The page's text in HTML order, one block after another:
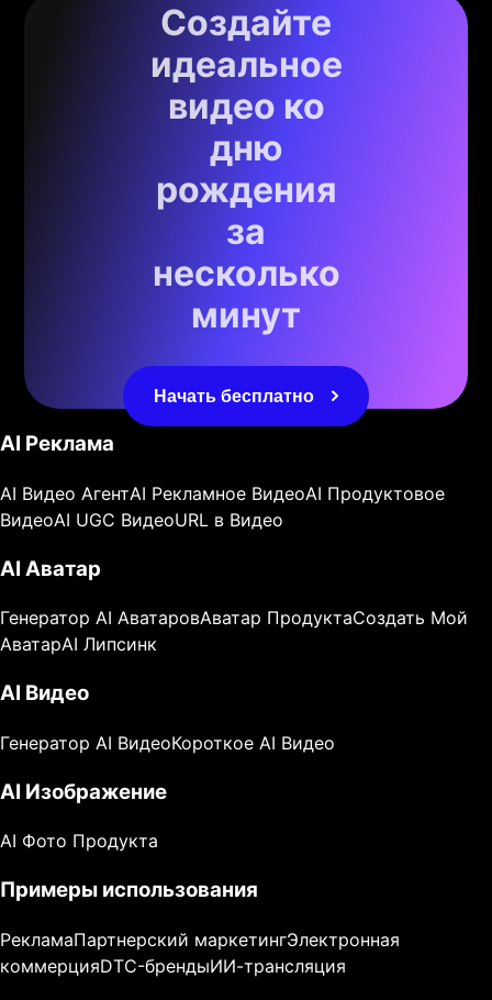
Создайте
идеальное
видео ко
дню
рождения
за
несколько
минут
Начать бесплатно
AI Реклама
AI Видео АгентAI Рекламное ВидеоAI Продуктовое
ВидеоAI UGC ВидеоURL в Видео
AI Аватар
Генератор AI АватаровАватар ПродуктаСоздать Мой
АватарAI Липсинк
AI Видео
Генератор AI ВидеоКороткое AI Видео
AI Изображение
AI Фото Продукта
Примеры использования
РекламаПартнерский маркетингЭлектронная
коммерцияDTC-брендыИИ-трансляция